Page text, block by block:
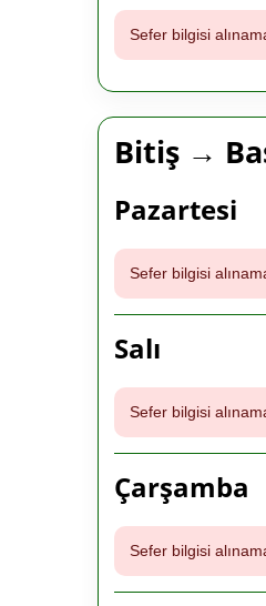
Sefer bilgisi
Bitiş →
Pazartesi
Sefer bilgisi
Salı
Sefer bilgisi
Çarşamba
Sefer bilgisi